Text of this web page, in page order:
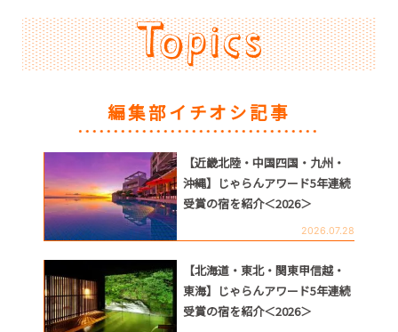
編集部イチオシ記事
【近畿北陸・中国四国・九州・
沖縄】じゃらんアワード5年連続
受賞の宿を紹介＜2026＞
2026.07.28
【北海道・東北・関東甲信越・
東海】じゃらんアワード5年連続
受賞の宿を紹介＜2026＞